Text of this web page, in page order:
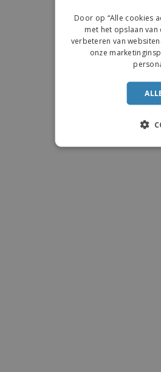
Door op “Alle cookies
met het opslaan
verbeteren van
onze